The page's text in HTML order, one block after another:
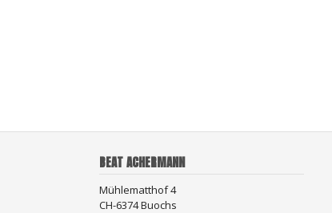
BEAT ACHERMANN
Mühlematthof 4
CH-6374 Buochs